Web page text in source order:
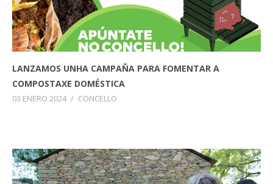
LANZAMOS UNHA CAMPAÑA PARA FOMENTAR A
COMPOSTAXE DOMÉSTICA
03 ENERO 2024 / CONCELLO